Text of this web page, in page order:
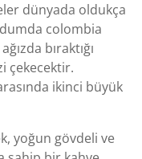
dünyada oldukça
colombia
bıraktığı
çekecektir.
ikinci büyük
yoğun gövdeli ve